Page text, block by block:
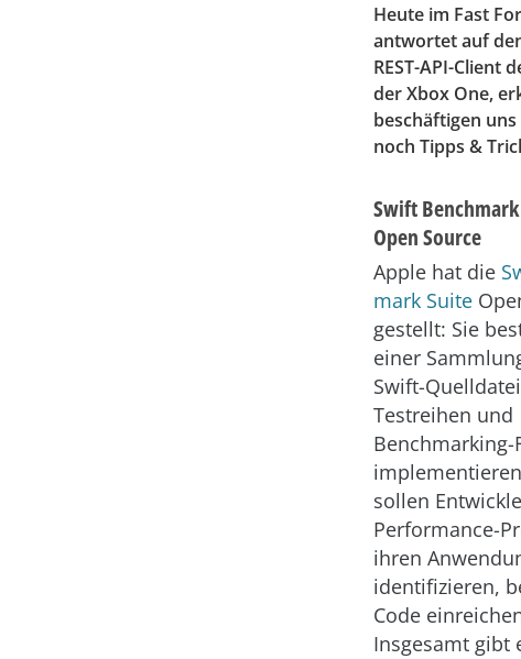
Heute im Fast
antwortet auf
REST-API-Client
der Xbox One,
beschäftigen
noch Tipps &
Swift
Open Source
Apple hat die
mark Suite
gestellt: Sie
einer
Swift-
Testreihen und
Benchmarking-
sollen
Performance-
ihren
identifizieren,
Code
Insgesamt gibt